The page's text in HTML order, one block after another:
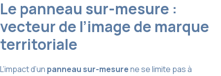
Le panneau sur-mesure :
vecteur de l’image de marque
territoriale
L’impact d’un panneau sur-mesurene se limite pas à